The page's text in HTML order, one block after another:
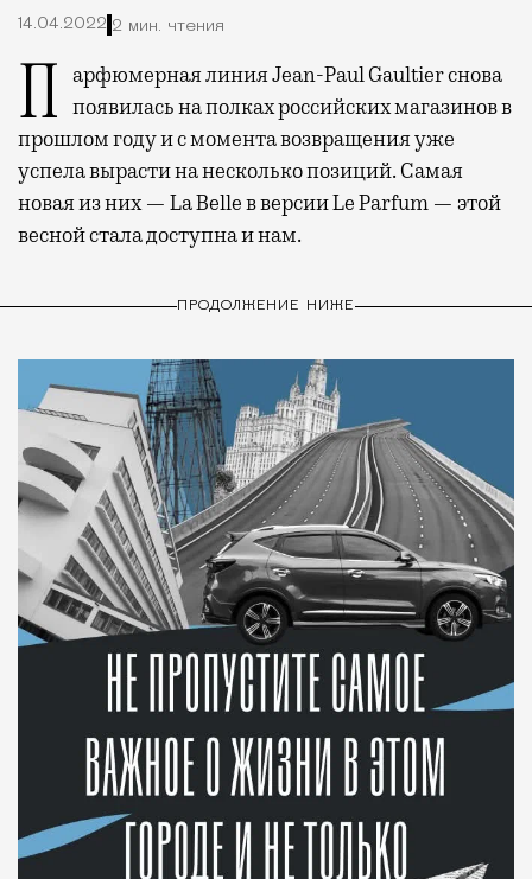
14.04.2022 2 мин. чтения
Парфюмерная линия Jean-Paul Gaultier снова появилась на полках российских магазинов в
прошлом году и с момента возвращения уже
успела вырасти на несколько позиций. Самая
новая из них — La Belle в версии Le Parfum — этой
весной стала доступна и нам.
ПРОДОЛЖЕНИЕ НИЖЕ